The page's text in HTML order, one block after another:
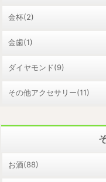
金杯(2)
金歯(1)
ダイヤモンド(9)
その他アクセサリー(11)
お酒(88)